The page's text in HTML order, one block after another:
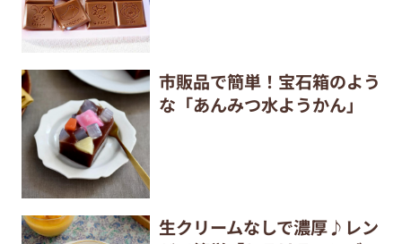
市販品で簡単！宝石箱のよう
な「あんみつ水ようかん」
生クリームなしで濃厚♪レン